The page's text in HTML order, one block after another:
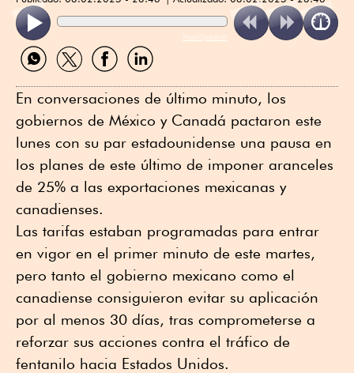
ReadSpeaker
Compartir
por
Compartir
por
Compartir
por
Compartir
por
En conversaciones de último minuto, los
gobiernos de México y Canadá pactaron este
lunes con su par estadounidense una pausa en
los planes de este último de imponer aranceles
de 25% a las exportaciones mexicanas y
canadienses.
Las tarifas estaban programadas para entrar
en vigor en el primer minuto de este martes,
pero tanto el gobierno mexicano como el
canadiense consiguieron evitar su aplicación
por al menos 30 días, tras comprometerse a
reforzar sus acciones contra el tráfico de
fentanilo hacia Estados Unidos.